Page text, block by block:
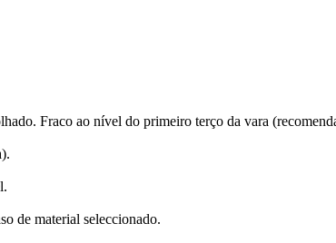
Fraco ao nível do primeiro terço da vara
de material seleccionado.